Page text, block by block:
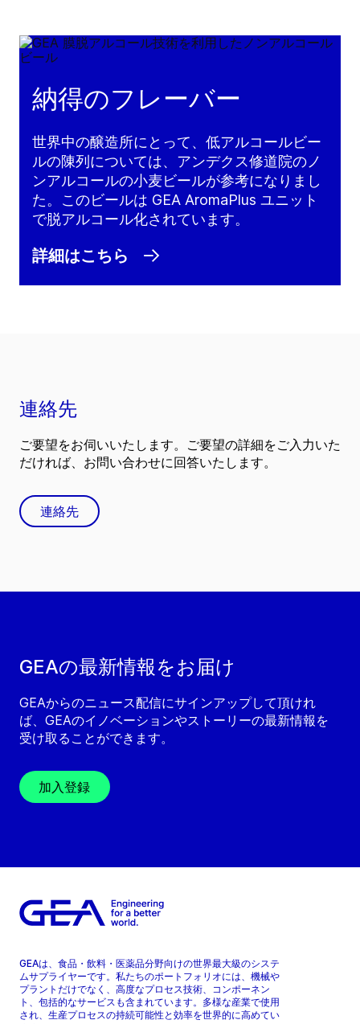
納得のフレーバー
世界中の醸造所にとって、低アルコールビー
ルの陳列については、アンデクス修道院のノ
ンアルコールの小麦ビールが参考になりまし
た。このビールは GEA AromaPlus ユニット
で脱アルコール化されています。
詳細はこちら
GEAの最新情報をお届け
GEAからのニュース配信にサインアップして頂けれ
ば、GEAのイノベーションやストーリーの最新情報を
受け取ることができます。
加入登録
連絡先
ご要望をお伺いいたします。ご要望の詳細をご入力いた
だければ、お問い合わせに回答いたします。
連絡先
GEAは、食品・飲料・医薬品分野向けの世界最大級のシステ
ムサプライヤーです。私たちのポートフォリオには、機械や
プラントだけでなく、高度なプロセス技術、コンポーネン
ト、包括的なサービスも含まれています。多様な産業で使用
され、生産プロセスの持続可能性と効率を世界的に高めてい